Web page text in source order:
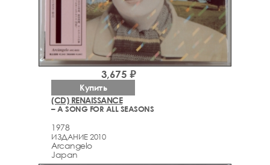
(CD) RENAISSANCE
– A SONG FOR ALL SEASONS
1978
ИЗДАНИЕ 2010
Arcаngelo
Japan
3,675 ₽
Купить